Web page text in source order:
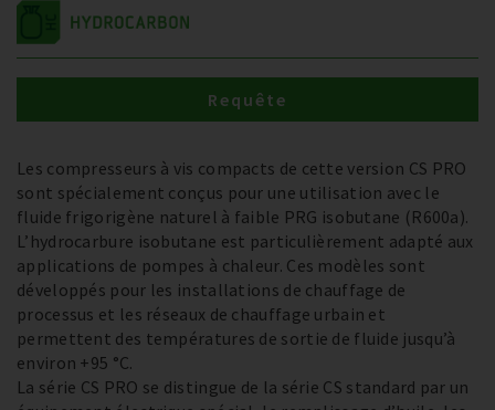
Les compresseurs à vis compacts de cette version CS PRO
sont spécialement conçus pour une utilisation avec le
fluide frigorigène naturel à faible PRG isobutane (R600a).
L’hydrocarbure isobutane est particulièrement adapté aux
applications de pompes à chaleur. Ces modèles sont
développés pour les installations de chauffage de
processus et les réseaux de chauffage urbain et
permettent des températures de sortie de fluide jusqu’à
environ +95 °C.
La série CS PRO se distingue de la série CS standard par un
Requête